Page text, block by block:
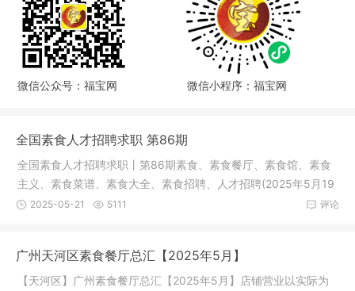
微信公众号：福宝网 微信小程序：福宝网
全国素食人才招聘求职 第86期
全国素食人才招聘求职丨第86期素食、素食餐厅、素食馆、素食
主义、素食菜谱、素食大全、素食招聘、人才招聘(2025年5月19
日)求 职
评论
2025-05-21 5111
广州天河区素食餐厅总汇【2025年5月】
【天河区】广州素食餐厅总汇【2025年5月】店铺营业以实际为